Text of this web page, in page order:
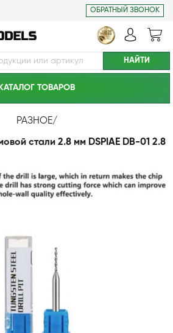
ОБРАТНЫЙ ЗВОНОК
КАТАЛОГ ТОВАРОВ
РАЗНОЕ/
стали 2.8 мм DSPIAE DB-01 2.8